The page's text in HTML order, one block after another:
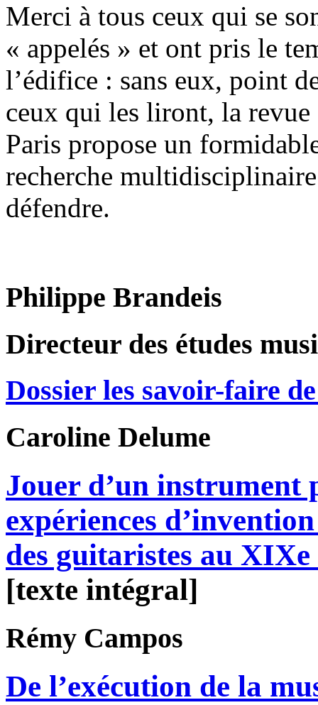
Merci à tous ceux qui se
« appelés » et ont pris le
l’édifice : sans eux, point
ceux qui les liront, la
Paris propose un
recherche
défendre.
Philippe Brandeis
Directeur des études
Dossier les savoir-faire
Caroline Delume
Jouer d’un instrument
expériences
des guitaristes au XIXe
[texte intégral]
Rémy Campos
De l’exécution de la